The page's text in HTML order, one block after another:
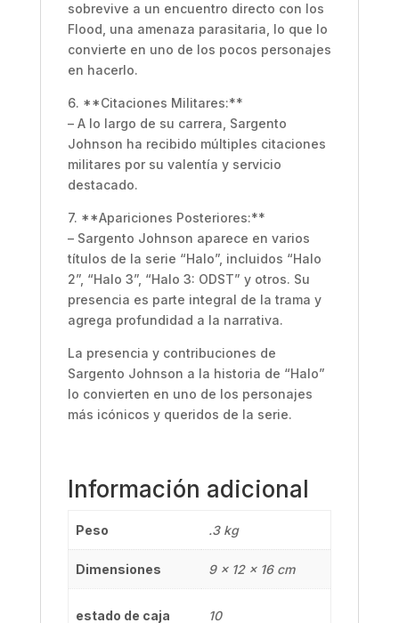
sobrevive a un encuentro directo con los
Flood, una amenaza parasitaria, lo que lo
convierte en uno de los pocos personajes
en hacerlo.
6. **Citaciones Militares:**
– A lo largo de su carrera, Sargento
Johnson ha recibido múltiples citaciones
militares por su valentía y servicio
destacado.
7. **Apariciones Posteriores:**
– Sargento Johnson aparece en varios
títulos de la serie “Halo”, incluidos “Halo
2”, “Halo 3”, “Halo 3: ODST” y otros. Su
presencia es parte integral de la trama y
agrega profundidad a la narrativa.
La presencia y contribuciones de
Sargento Johnson a la historia de “Halo”
lo convierten en uno de los personajes
más icónicos y queridos de la serie.
Información adicional
Peso .3 kg
Dimensiones 9 × 12 × 16 cm
estado de caja 10